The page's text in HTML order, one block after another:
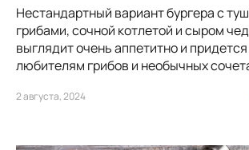
Нестандартный вариант бургера с
грибами, сочной котлетой и сыром
выглядит очень аппетитно и
любителям грибов и необычных
2 августа, 2024